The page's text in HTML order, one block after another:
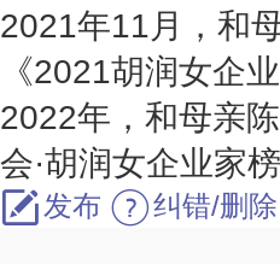
2021年11月，和
《2021胡润女企
2022年，和母亲
会·胡润女企业家
发布 纠错/删除